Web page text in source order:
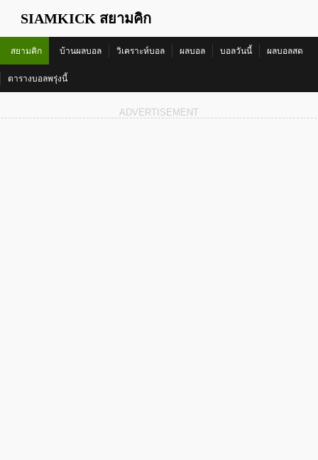
SIAMKICK สยามคิก
สยามคิก บ้านผลบอล วิเคราะห์บอล ผลบอล บอลวันนี้ ผลบอลสด
ตารางบอลพรุ่งนี้
ADVERTISEMENT